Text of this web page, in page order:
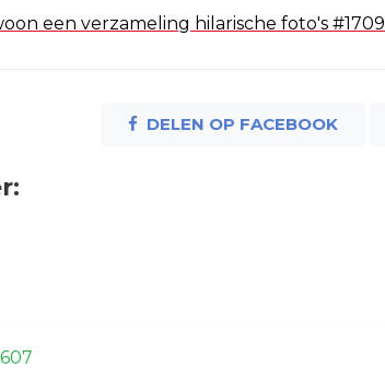
een verzameling hilarische foto's #1709
DELEN OP FACEBOOK